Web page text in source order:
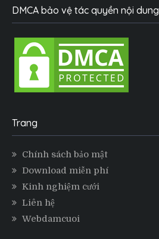
DMCA bảo vệ tác quyền nội dung
Trang
Chính sách bảo mật
Download miễn phí
Kinh nghiệm cưới
Liên hệ
Webdamcuoi